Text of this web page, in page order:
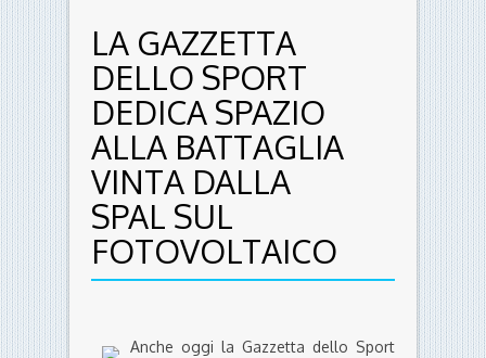
LA GAZZETTA
DELLO SPORT
DEDICA SPAZIO
ALLA BATTAGLIA
VINTA DALLA
SPAL SUL
FOTOVOLTAICO
Anche oggi la Gazzetta dello Sport